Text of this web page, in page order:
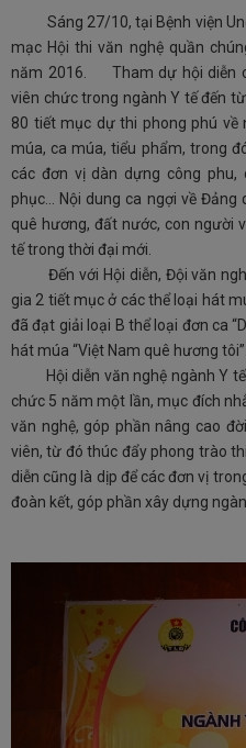
Sáng 27/10, tại Bệnh viện
mạc Hội thi văn nghệ quần
năm 2016.
Tham dự hội diễn
viên chức trong ngành Y tế đến
80 tiết mục dự thi phong phú về
múa, ca múa, tiểu phẩm, trong
các đơn vị dàn dựng công
phục... Nội dung ca ngợi về Đảng
quê hương, đất nước, con người
tế trong thời đại mới.
Đến với Hội diễn, Đội văn
gia 2 tiết mục ở các thể loại hát
đã đạt giải loại B thể loại đơn ca
hát múa “Việt Nam quê hương tôi”.
Hội diễn văn nghệ ngành Y
chức 5 năm một lần, mục đích
văn nghệ, góp phần nâng cao
viên, từ đó thúc đẩy phong trào
diễn cũng là dịp để các đơn vị
đoàn kết, góp phần xây dựng